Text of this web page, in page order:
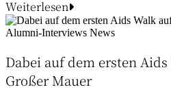
Weiterlesen
Alumni-Interviews News
Dabei auf dem ersten
Großer Mauer